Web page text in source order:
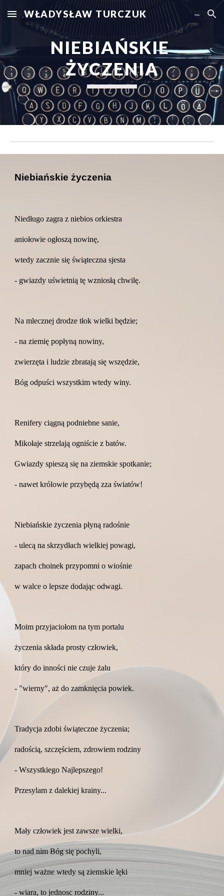
Skip to main content Skip to navigation
WŁADYSŁAW TURCZUK
NIEBIAŃSKIE
ŻYCZENIA
Niebiańskie życzenia
Niedługo zagra z niebios orkiestra
aniołowie ogłoszą nowinę,
wtedy zacznie się świąteczna sjesta
- gwiazdy uświetnią tę wzniosłą chwilę.
Na mlecznej drodze tłok wielki będzie;
- na ziemię popłyną nowiny,
zwierzęta i ludzie zbratają się wszędzie,
Bóg odpuści wszystkim wtedy winy.
Renifery ciągną podniebne sanie,
Mikołaje strzelają ogniście z batów.
Gwiazdy spieszą się na ziemskie spotkanie;
- nawet królowie przybędą zza światów!
Niebiańskie życzenia płyną radośnie
- ulecą na skrzydłach wielkiej powagi,
zapach choinek przypomni o wiośnie
w walce o lepsze dodając odwagi.
Moim przyjaciołom na tym portalu
życzenia składa prosty człowiek,
który do inności nie czuje żalu
- "wierny", aż do zamknięcia powiek.
Tradycja zdobi świąteczne życzenia;
radością, szczęściem, zdrowiem rodziny
- Wszystkiego Najlepszego!
Przesylam z dalekiej krainy...
Mały człowiek jest zawsze wielki,
to nad nim Bóg się pochyli,
mniej ważne wtedy są ziemskie lęki
- wiara, to jednosc rodziny...